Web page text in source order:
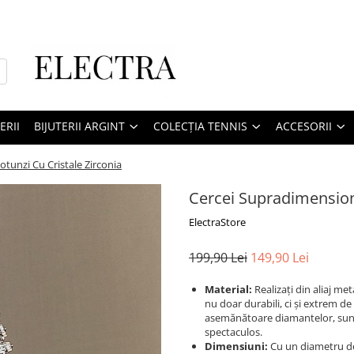
BIJUTERII ARGINT COLECȚIA TENNIS ACCESORII
Cu Cristale Zirconia
Cercei
ElectraStore
199,90 Lei 149,90 Lei
Material: Realizați din aliaj
nu doar durabili, ci și extrem
asemănătoare diamantelor,
spectaculos.
Dimensiuni: Cu un diametru